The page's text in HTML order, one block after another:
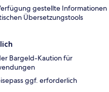
gestellte Informationen
Übersetzungstools
Bargeld-Kaution für
ggf. erforderlich